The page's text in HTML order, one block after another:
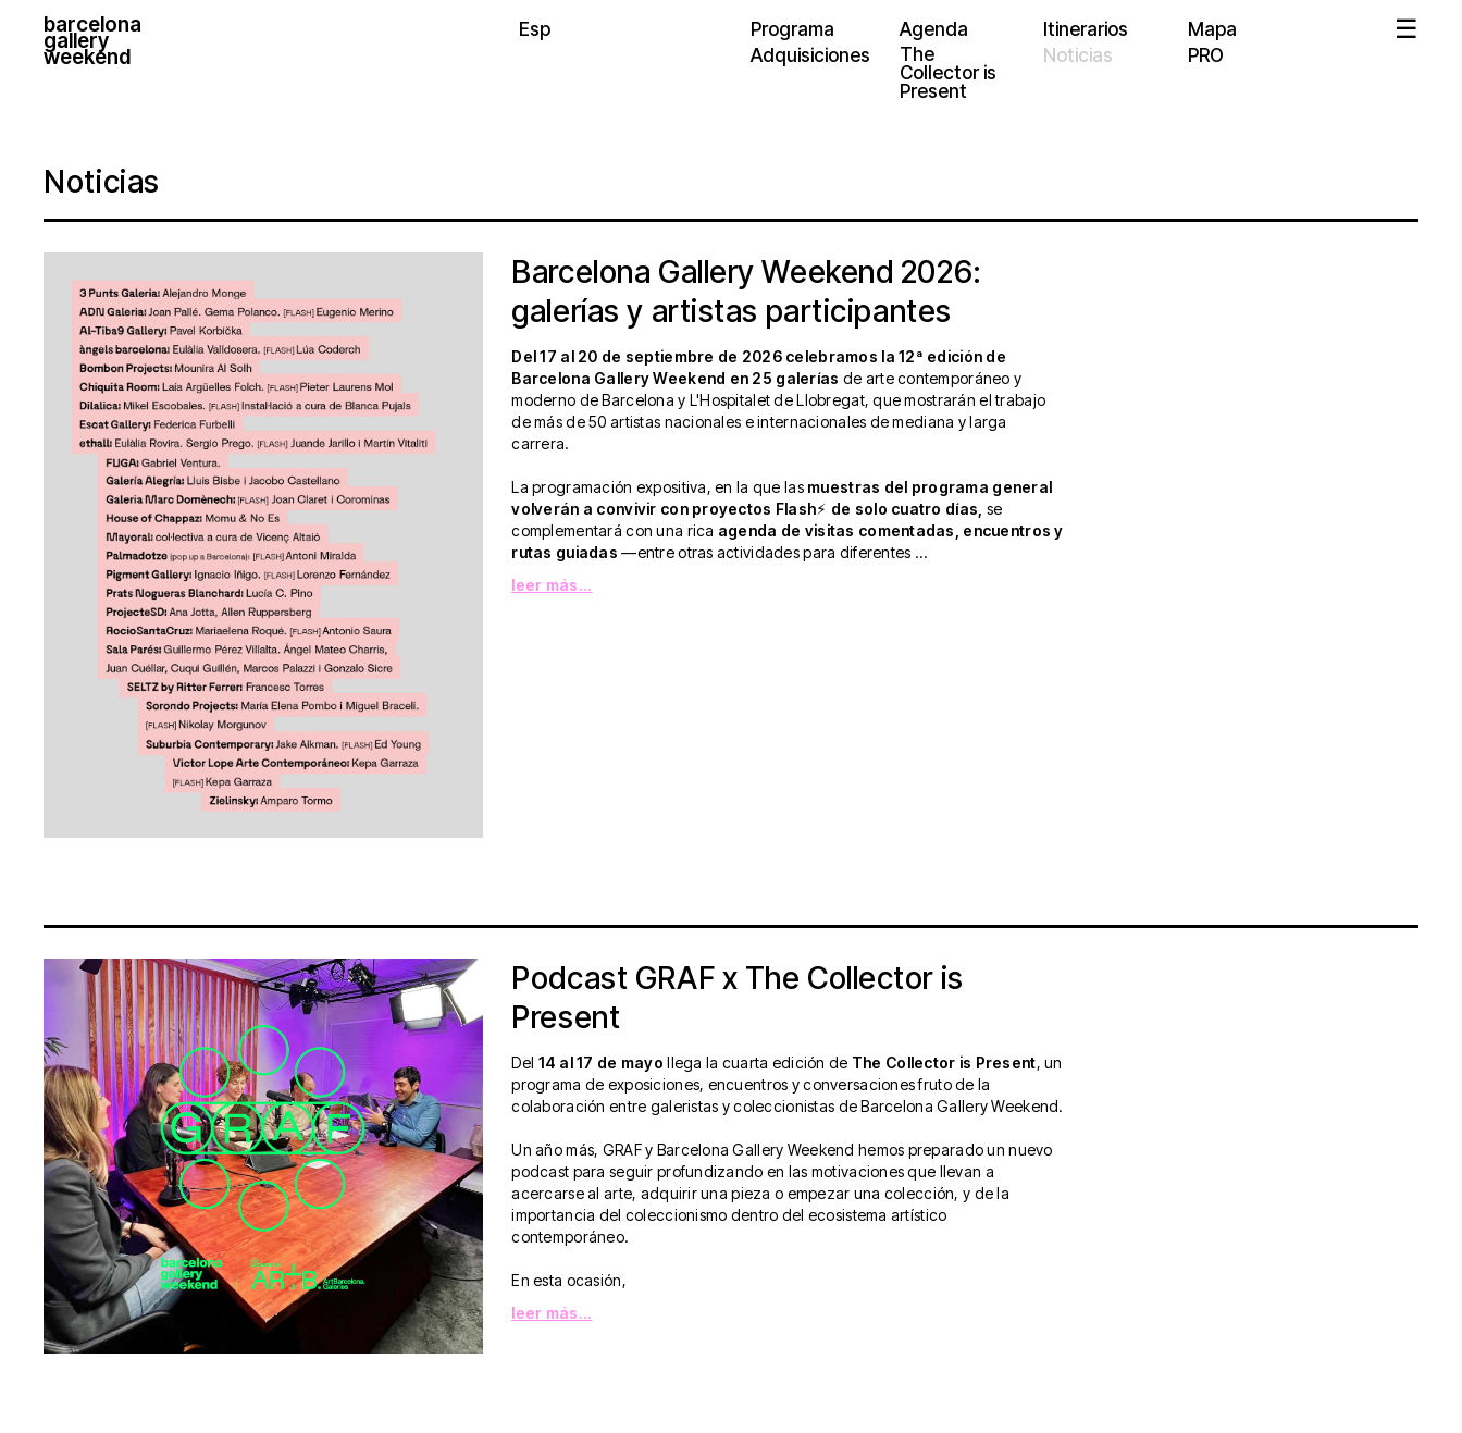
barcelona
gallery
weekend
Esp Programa Agenda Itinerarios
Mapa
Adquisiciones
The
Collector is
Present
Noticias PRO
Noticias
Barcelona Gallery Weekend 2026:
galerías y artistas participantes
Del 17 al 20 de septiembre de 2026 celebramos la 12ª edición de
Barcelona Gallery Weekend en 25 galerías de arte contemporáneo y
moderno de Barcelona y L'Hospitalet de Llobregat, que mostrarán el trabajo
de más de 50 artistas nacionales e internacionales de mediana y larga
carrera.
La programación expositiva, en la que las muestras del programa general
volverán a convivir con proyectos Flash⚡︎ de solo cuatro días, se
complementará con una rica agenda de visitas comentadas, encuentros y
rutas guiadas —entre otras actividades para diferentes ...
leer más...
Podcast GRAF x The Collector is
Present
Del 14 al 17 de mayo llega la cuarta edición de The Collector is Present, un
programa de exposiciones, encuentros y conversaciones fruto de la
colaboración entre galeristas y coleccionistas de Barcelona Gallery Weekend.
Un año más, GRAF y Barcelona Gallery Weekend hemos preparado un nuevo
podcast para seguir profundizando en las motivaciones que llevan a
acercarse al arte, adquirir una pieza o empezar una colección, y de la
importancia del coleccionismo dentro del ecosistema artístico
contemporáneo.
En esta ocasión,
leer más...